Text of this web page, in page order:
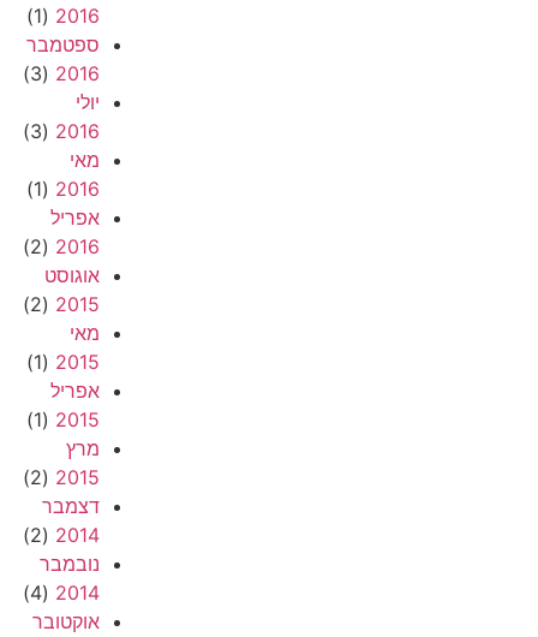
2016
(1)
ספטמבר
2016
(3)
יולי
2016
(3)
מאי
2016
(1)
אפריל
2016
(2)
אוגוסט
2015
(2)
מאי
2015
(1)
אפריל
2015
(1)
מרץ
2015
(2)
דצמבר
2014
(2)
נובמבר
2014
(4)
אוקטובר